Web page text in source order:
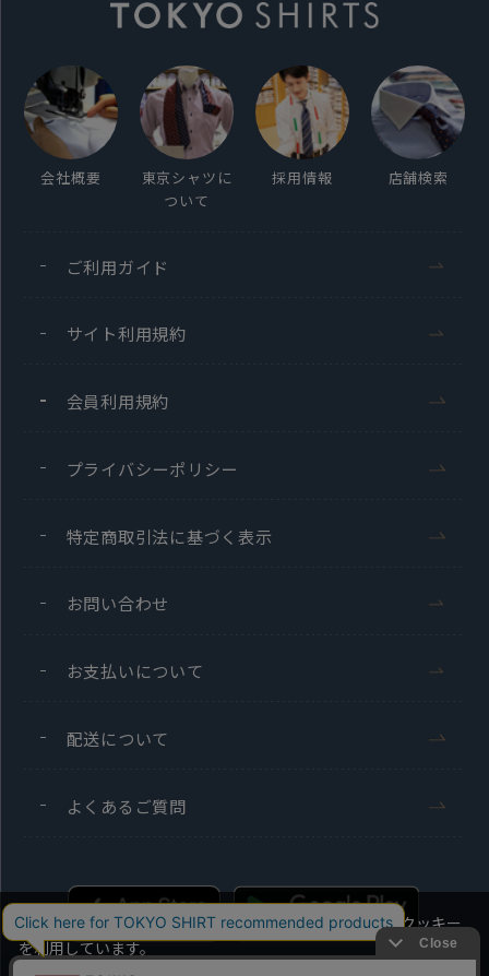
会社概要
東京シャツに
ついて
採用情報 店舗検索
ご利用ガイド
サイト利用規約
会員利用規約
プライバシーポリシー
特定商取引法に基づく表示
お問い合わせ
お支払いについて
配送について
よくあるご質問
当社のウェブサイトでは、お客様の利便性向上のためにクッキー
を利用しています。